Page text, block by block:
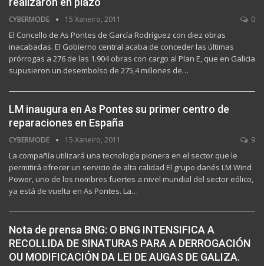
CYBERMODE 15 Xaneiro, 2011 0
El Concello de As Pontes de García Rodríguez con diez obras
inacabadas. El Gobierno central acaba de conceder las últimas
prórrogas a 276 de las 1.904 obras con cargo al Plan E, que en Galicia
supusieron un desembolso de 275,4 millones de…
LM inaugura en As Pontes su primer centro de
reparaciones en España
CYBERMODE 15 Xaneiro, 2011 9
La compañía utilizará una tecnología pionera en el sector que le
permitirá ofrecer un servicio de alta calidad El grupo danés LM Wind
Power, uno de los nombres fuertes a nivel mundial del sector eólico,
ya está de vuelta en As Pontes. La…
Nota de prensa BNG: O BNG INTENSIFICA A
RECOLLIDA DE SINATURAS PARA A DERROGACIÓN
OU MODIFICACIÓN DA LEI DE AUGAS DE GALIZA.